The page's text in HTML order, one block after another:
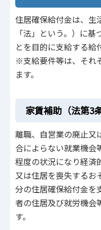
住居確保給付金は、生
「法」という。）に
とを目的に支給する給
※支給要件等は、それ
ます。
家賃補助（法第3
離職、自営業の廃止又
合によらない就業機会
程度の状況になり経済
又は住居を喪失するお
分の住居確保給付金を
者の住居及び就労機会
す。